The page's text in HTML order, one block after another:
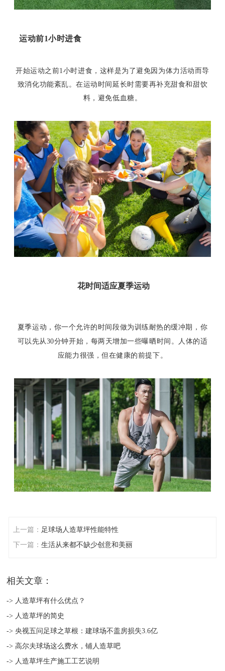
运动前1小时进食
开始运动之前1小时进食，这样是为了避免因为体力活动而导
致消化功能紊乱。在运动时间延长时需要再补充甜食和甜饮
料，避免低血糖。
花时间适应夏季运动
夏季运动，你一个允许的时间段做为训练耐热的缓冲期，你
可以先从30分钟开始，每两天增加一些曝晒时间。人体的适
应能力很强，但在健康的前提下。
上一篇： 足球场人造草坪性能特性
下一篇：生活从来都不缺少创意和美丽
相关文章：
-> 人造草坪有什么优点？
-> 人造草坪的简史
-> 央视五问足球之草根：建球场不盖房损失3.6亿
-> 高尔夫球场这么费水，铺人造草吧
-> 人造草坪生产施工工艺说明